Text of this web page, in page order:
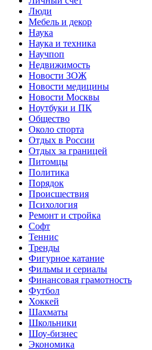
Люди
Мебель и декор
Наука
Наука и техника
Научпоп
Недвижимость
Новости ЗОЖ
Новости медицины
Новости Москвы
Ноутбуки и ПК
Общество
Около спорта
Отдых в России
Отдых за границей
Питомцы
Политика
Порядок
Происшествия
Психология
Ремонт и стройка
Софт
Теннис
Тренды
Фигурное катание
Фильмы и сериалы
Финансовая грамотность
Футбол
Хоккей
Шахматы
Школьники
Шоу-бизнес
Экономика